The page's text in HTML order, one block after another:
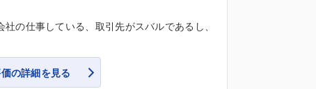
の仕事している、取引先がスバルであるし、
の詳細を見る